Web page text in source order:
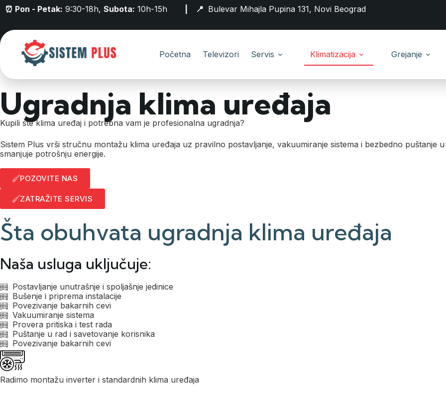
⏰ Pon - Petak: 9:30-18h, Subota: 10h-15h | 📍 Bulevar Mihajla Pupina 131, Novi Beograd
Početna Televizori Servis Klimatizacija Grejanje
Ugradnja klima uređaja
Kupili ste klima uređaj i potrebna vam je profesionalna ugradnja?
Sistem Plus vrši stručnu montažu klima uređaja uz pravilno postavljanje, vakuumiranje sistema i bezbedno puštanje
smanjuje potrošnju energije.
POZOVITE NAS
ZATRAŽITE SERVIS
Šta obuhvata ugradnja klima uređaja
Naša usluga uključuje:
Postavljanje unutrašnje i spoljašnje jedinice
Bušenje i priprema instalacije
Povezivanje bakarnih cevi
Vakuumiranje sistema
Provera pritiska i test rada
Puštanje u rad i savetovanje korisnika
Povezivanje bakarnih cevi
Radimo montažu inverter i standardnih klima uređaja